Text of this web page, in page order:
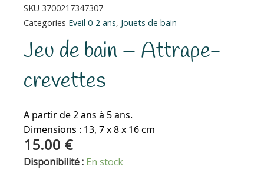
SKU 3700217347307
Categories Eveil 0-2 ans, Jouets de bain
Jeu de bain – Attrape-
crevettes
A partir de 2 ans à 5 ans.
Dimensions : 13, 7 x 8 x 16 cm
15.00 €
Disponibilité : En stock
quantité